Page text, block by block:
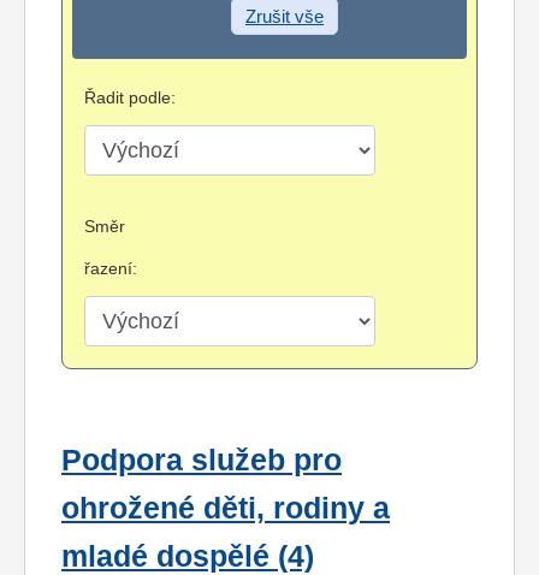
Zrušit vše
Řadit podle:
Směr
řazení:
Podpora služeb pro
ohrožené děti, rodiny a
mladé dospělé (4)